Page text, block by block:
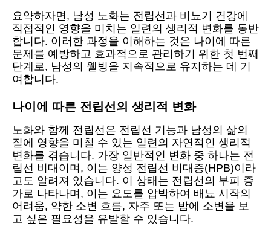
요약하자면, 남성 노화는 전립선과 비뇨기 건강에
직접적인 영향을 미치는 일련의 생리적 변화를 동반
합니다. 이러한 과정을 이해하는 것은 나이에 따른
문제를 예방하고 효과적으로 관리하기 위한 첫 번째
단계로, 남성의 웰빙을 지속적으로 유지하는 데 기
여합니다.
나이에 따른 전립선의 생리적 변화
노화와 함께 전립선은 전립선 기능과 남성의 삶의
질에 영향을 미칠 수 있는 일련의 자연적인 생리적
변화를 겪습니다. 가장 일반적인 변화 중 하나는 전
립선 비대이며, 이는 양성 전립선 비대증(HPB)이라
고도 알려져 있습니다. 이 상태는 전립선의 부피 증
가로 나타나며, 이는 요도를 압박하여 배뇨 시작의
어려움, 약한 소변 흐름, 자주 또는 밤에 소변을 보
고 싶은 필요성을 유발할 수 있습니다.